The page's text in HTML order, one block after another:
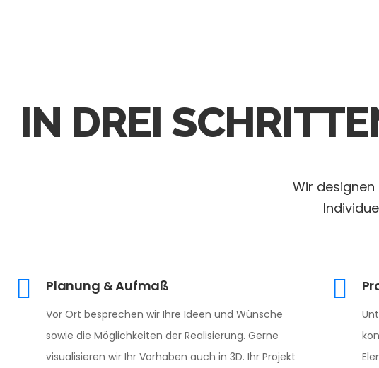
IN DREI
Wir
Planung & Aufmaß
Vor Ort besprechen wir Ihre Ideen und Wünsche
sowie die Möglichkeiten der Realisierung. Gerne
visualisieren wir Ihr Vorhaben auch in 3D. Ihr Projekt